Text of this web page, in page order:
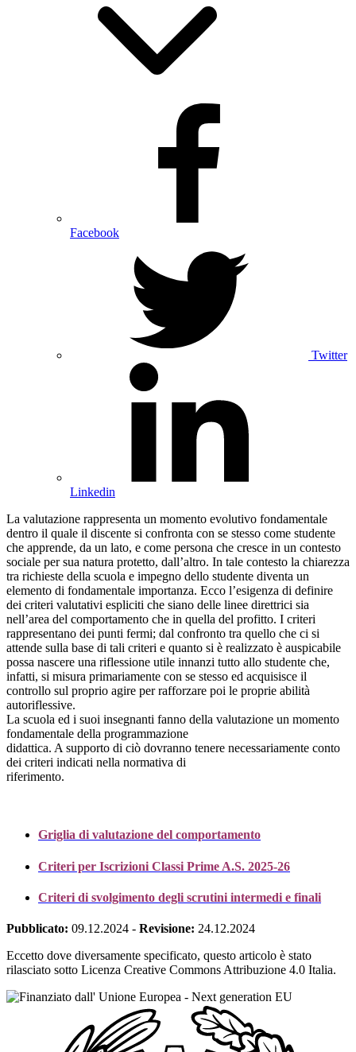
Facebook
Twitter
Linkedin
La valutazione rappresenta un momento evolutivo fondamentale
dentro il quale il discente si confronta con se stesso come studente
che apprende, da un lato, e come persona che cresce in un contesto
sociale per sua natura protetto, dall’altro. In tale contesto la chiarezza
tra richieste della scuola e impegno dello studente diventa un
elemento di fondamentale importanza. Ecco l’esigenza di definire
dei criteri valutativi espliciti che siano delle linee direttrici sia
nell’area del comportamento che in quella del profitto. I criteri
rappresentano dei punti fermi; dal confronto tra quello che ci si
attende sulla base di tali criteri e quanto si è realizzato è auspicabile
possa nascere una riflessione utile innanzi tutto allo studente che,
infatti, si misura primariamente con se stesso ed acquisisce il
controllo sul proprio agire per rafforzare poi le proprie abilità
autoriflessive.
La scuola ed i suoi insegnanti fanno della valutazione un momento
fondamentale della programmazione
didattica. A supporto di ciò dovranno tenere necessariamente conto
dei criteri indicati nella normativa di
riferimento.
Griglia di valutazione del comportamento
Criteri per Iscrizioni Classi Prime A.S. 2025-26
Criteri di svolgimento degli scrutini intermedi e finali
Pubblicato: 09.12.2024 - Revisione: 24.12.2024
Eccetto dove diversamente specificato, questo articolo è stato
rilasciato sotto Licenza Creative Commons Attribuzione 4.0 Italia.